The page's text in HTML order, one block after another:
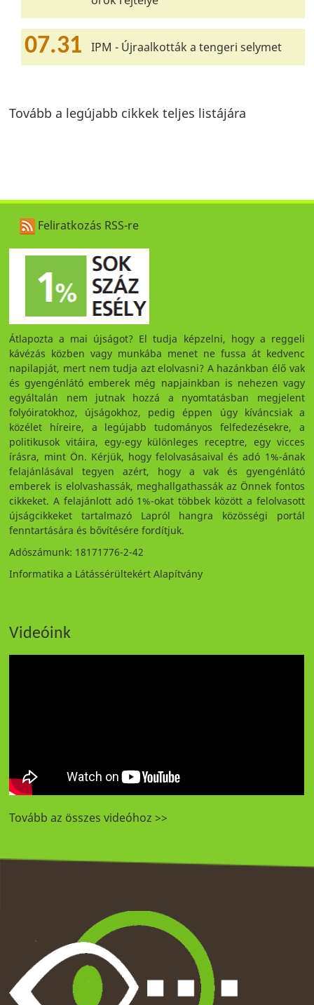
07.31 IPM - Újraalkották a tengeri selymet
Tovább a legújabb cikkek teljes listájára
Feliratkozás RSS-re
Átlapozta a mai újságot? El tudja képzelni, hogy a reggeli
kávézás közben vagy munkába menet ne fussa át kedvenc
napilapját, mert nem tudja azt elolvasni? A hazánkban élő vak
és gyengénlátó emberek még napjainkban is nehezen vagy
egyáltalán nem jutnak hozzá a nyomtatásban megjelent
folyóiratokhoz, újságokhoz, pedig éppen úgy kíváncsiak a
közélet híreire, a legújabb tudományos felfedezésekre, a
politikusok vitáira, egy-egy különleges receptre, egy vicces
írásra, mint Ön. Kérjük, hogy felolvasásaival és adó 1%-ának
felajánlásával tegyen azért, hogy a vak és gyengénlátó
emberek is elolvashassák, meghallgathassák az Önnek fontos
cikkeket. A felajánlott adó 1%-okat többek között a felolvasott
újságcikkeket tartalmazó Lapról hangra közösségi portál
fenntartására és bővítésére fordítjuk.
Adószámunk: 18171776-2-42
Informatika a Látássérültekért Alapítvány
Videóink
Tovább az összes videóhoz >>